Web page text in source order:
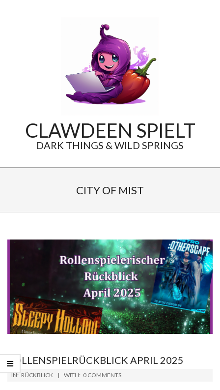
CLAWDEEN SPIELT
DARK THINGS & WILD SPRINGS
CITY OF MIST
ROLLENSPIELRÜCKBLICK APRIL 2025
2025-
IN: RÜCKBLICK WITH: 0 COMMENTS